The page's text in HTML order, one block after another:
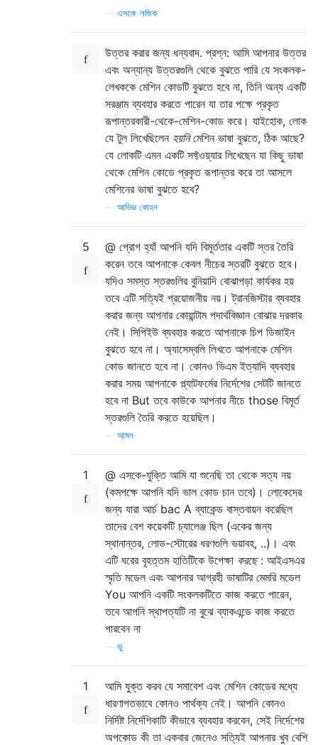
এসকে-লজিক
উত্তর করার জন্য ধন্যবাদ. প্রশ্ন: আমি আপনার উত্তর
এবং অন্যান্য উত্তরগুলি থেকে বুঝতে পারি যে সংকলক-
লেখককে মেশিন কোডটি বুঝতে হবে না, তিনি অন্য একটি
সরঞ্জাম ব্যবহার করতে পারেন যা তার পক্ষে প্রকৃত
রূপান্তরকারী-থেকে-মেশিন-কোড করে। যাইহোক, লোক
যে টুল লিখেছিলেন হয়নিমেশিন ভাষা বুঝতে, ঠিক আছে?
যে লোকটি এমন একটি সফ্টওয়্যার লিখেছেন যা কিছু ভাষা
থেকে মেশিন কোডে প্রকৃত রূপান্তর করে তা আসলে
মেশিনের ভাষা বুঝতে হবে?
আভিভ কোহন
5
@ প্রোগ হ্যাঁ আপনি যদি বিমূর্ততার একটি স্তর তৈরি
করেন তবে আপনাকে কেবল নীচের স্তরটি বুঝতে হবে।
যদিও সমস্ত স্তরগুলির বুনিয়াদি বোঝাপড়া কার্যকর হয়
তবে এটি সত্যিই প্রয়োজনীয় নয়। ট্রানজিস্টার ব্যবহার
করার জন্য আপনার কোয়ান্টাম পদার্থবিজ্ঞান বোঝার দরকার
নেই। সিপিইউ ব্যবহার করতে আপনাকে চিপ ডিজাইন
বুঝতে হবে না। অ্যাসেম্বলি লিখতে আপনাকে মেশিন
কোড জানতে হবে না। কোনও ভিএম ইত্যাদি ব্যবহার
করার সময় আপনাকে প্ল্যাটফর্মের নির্দেশের সেটটি জানতে
হবে না But তবে কাউকে আপনার নীচে those বিমূর্ত
স্তরগুলি তৈরি করতে হয়েছিল।
আমন
1
@ এসকে-যুক্তি আমি যা শুনেছি তা থেকে সত্য নয়
(কমপক্ষে আপনি যদি ভাল কোড চান তবে)। লোকেদের
জন্য যারা আর্চ bac A ব্যাকেন্ড বাস্তবায়ন করেছিল
তাদের বেশ কয়েকটি চ্যালেঞ্জ ছিল (একের জন্য
স্থানান্তর, লোড-স্টোরের ধরণগুলি ভয়াবহ, ..)। এবং
এটি ঘরের বৃহত্তম হাতিটিকে উপেক্ষা করছে: আইএসএর
স্মৃতি মডেল এবং আপনার আগ্রহী ভাষাটির মেমরি মডেল
You আপনি একটি সংকলকটিতে কাজ করতে পারেন,
তবে আপনি স্থাপত্যটি না বুঝে ব্যাকএন্ডে কাজ করতে
পারবেন না
ভু
1
আমি যুক্ত করব যে সমাবেশ এবং মেশিন কোডের মধ্যে
ধারণাগতভাবে কোনও পার্থক্য নেই। আপনি কোনও
নির্দিষ্ট নির্দেশিকাটি কীভাবে ব্যবহার করবেন, সেই নির্দেশের
অপকোড কী তা একবার জেনেও সত্যিই আপনার খুব বেশি